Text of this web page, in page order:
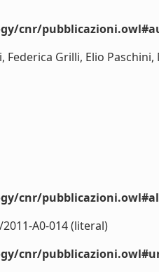
cnr/
Federica Grilli, Elio
cnr/
A0-014 (literal)
cnr/